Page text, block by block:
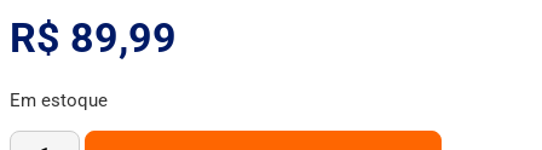
R$ 89,99
Em estoque